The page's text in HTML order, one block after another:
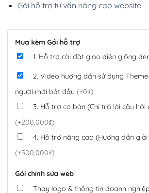
Gói hỗ trợ tư vấn nâng cao website
Mua kèm Gói hỗ trợ
1. Hỗ trợ cài đặt giao diện giống
2. Video hướng dẫn sử dụng
người mới bắt đầu (+0₫)
3. Hỗ trợ cơ bản (Chỉ trả lời câu hỏi
(+200,000₫)
4. Hỗ trợ nâng cao (Hướng dẫn
(+500,000₫)
Gói chỉnh sửa web
Thay logo & thông tin doanh nghiệp